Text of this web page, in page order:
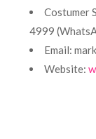
Costumer
4999
Email:
Website: